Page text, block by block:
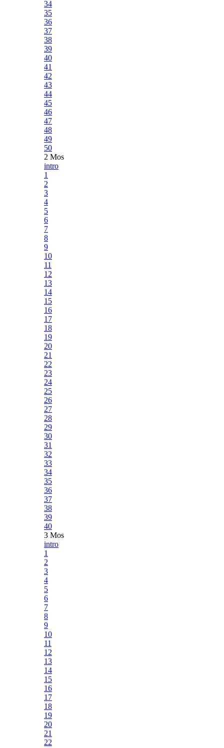
34
35
36
37
38
39
40
41
42
43
44
45
46
47
48
49
50
2 Mos
intro
1
2
3
4
5
6
7
8
9
10
11
12
13
14
15
16
17
18
19
20
21
22
23
24
25
26
27
28
29
30
31
32
33
34
35
36
37
38
39
40
3 Mos
intro
1
2
3
4
5
6
7
8
9
10
11
12
13
14
15
16
17
18
19
20
21
22